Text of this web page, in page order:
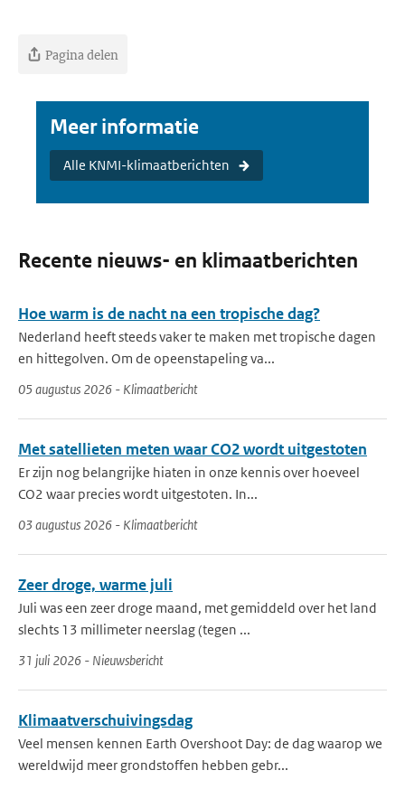
Pagina delen
Meer informatie
Alle KNMI-klimaatberichten
Recente nieuws- en klimaatberichten
Hoe warm is de nacht na een tropische dag?
Nederland heeft steeds vaker te maken met tropische dagen
en hittegolven. Om de opeenstapeling va...
05 augustus 2026 - Klimaatbericht
Met satellieten meten waar CO2 wordt uitgestoten
Er zijn nog belangrijke hiaten in onze kennis over hoeveel
CO2 waar precies wordt uitgestoten. In...
03 augustus 2026 - Klimaatbericht
Zeer droge, warme juli
Juli was een zeer droge maand, met gemiddeld over het land
slechts 13 millimeter neerslag (tegen ...
31 juli 2026 - Nieuwsbericht
Klimaatverschuivingsdag
Veel mensen kennen Earth Overshoot Day: de dag waarop we
wereldwijd meer grondstoffen hebben gebr...